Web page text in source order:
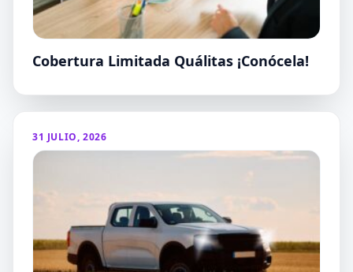
Cobertura Limitada Quálitas ¡Conócela!
31 JULIO, 2026